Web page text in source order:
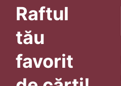
Raftul
tău
favorit